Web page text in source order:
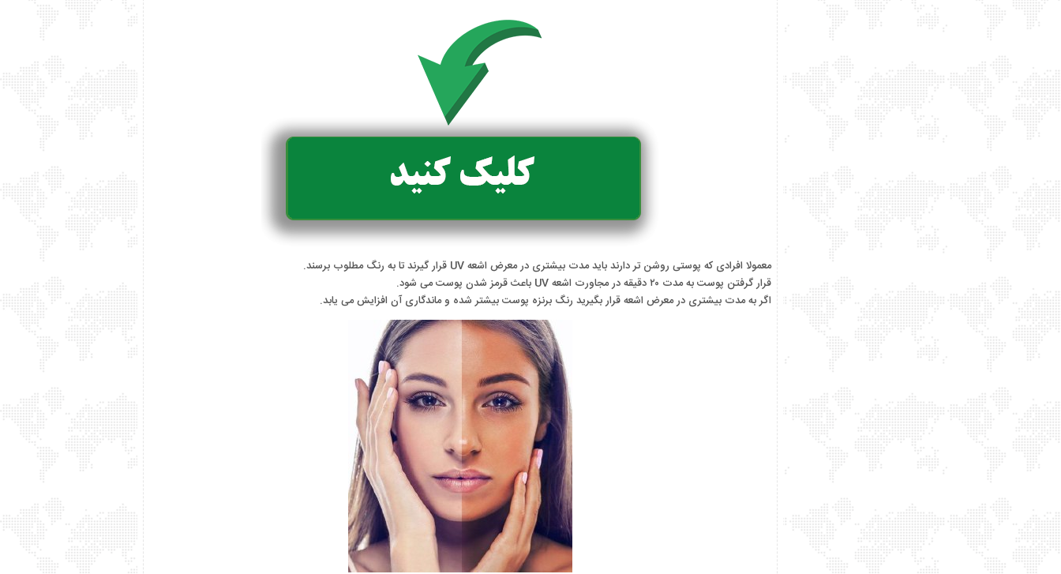
معمولا افرادی که پوستی روشن تر دارند باید مدت بیشتری در معرض اشعه UV قرار گیرند تا به رنگ مطلوب برسند.
قرار گرفتن پوست به مدت ۲۰ دقیقه در مجاورت اشعه UV باعث قرمز شدن پوست می شود.
اگر به مدت بیشتری در معرض اشعه قرار بگیرید رنگ برنزه پوست بیشتر شده و ماندگاری آن افزایش می یابد.